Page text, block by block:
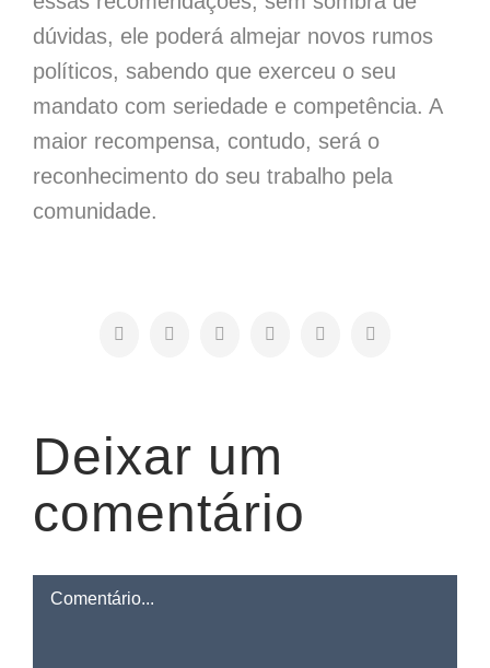
dúvidas, ele poderá almejar novos rumos
políticos, sabendo que exerceu o seu
mandato com seriedade e competência. A
maior recompensa, contudo, será o
reconhecimento do seu trabalho pela
comunidade.
Facebook
X LinkedInWhatsAppPinterestE-
Deixar um
comentário
Comentário